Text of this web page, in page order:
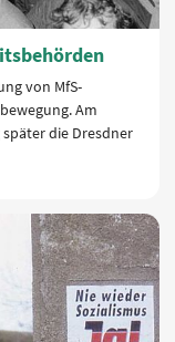
von MfS-
Am
die Dresdner